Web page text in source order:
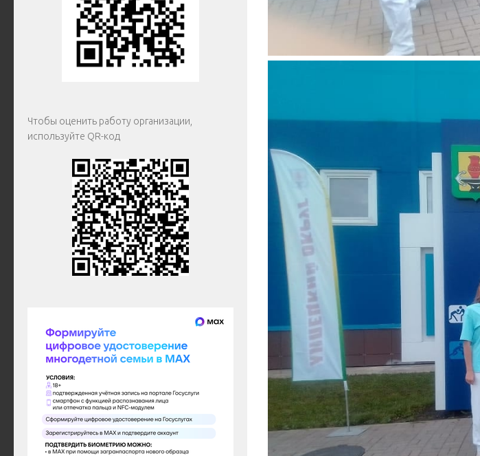
Чтобы оценить работу организации,
используйте QR-код